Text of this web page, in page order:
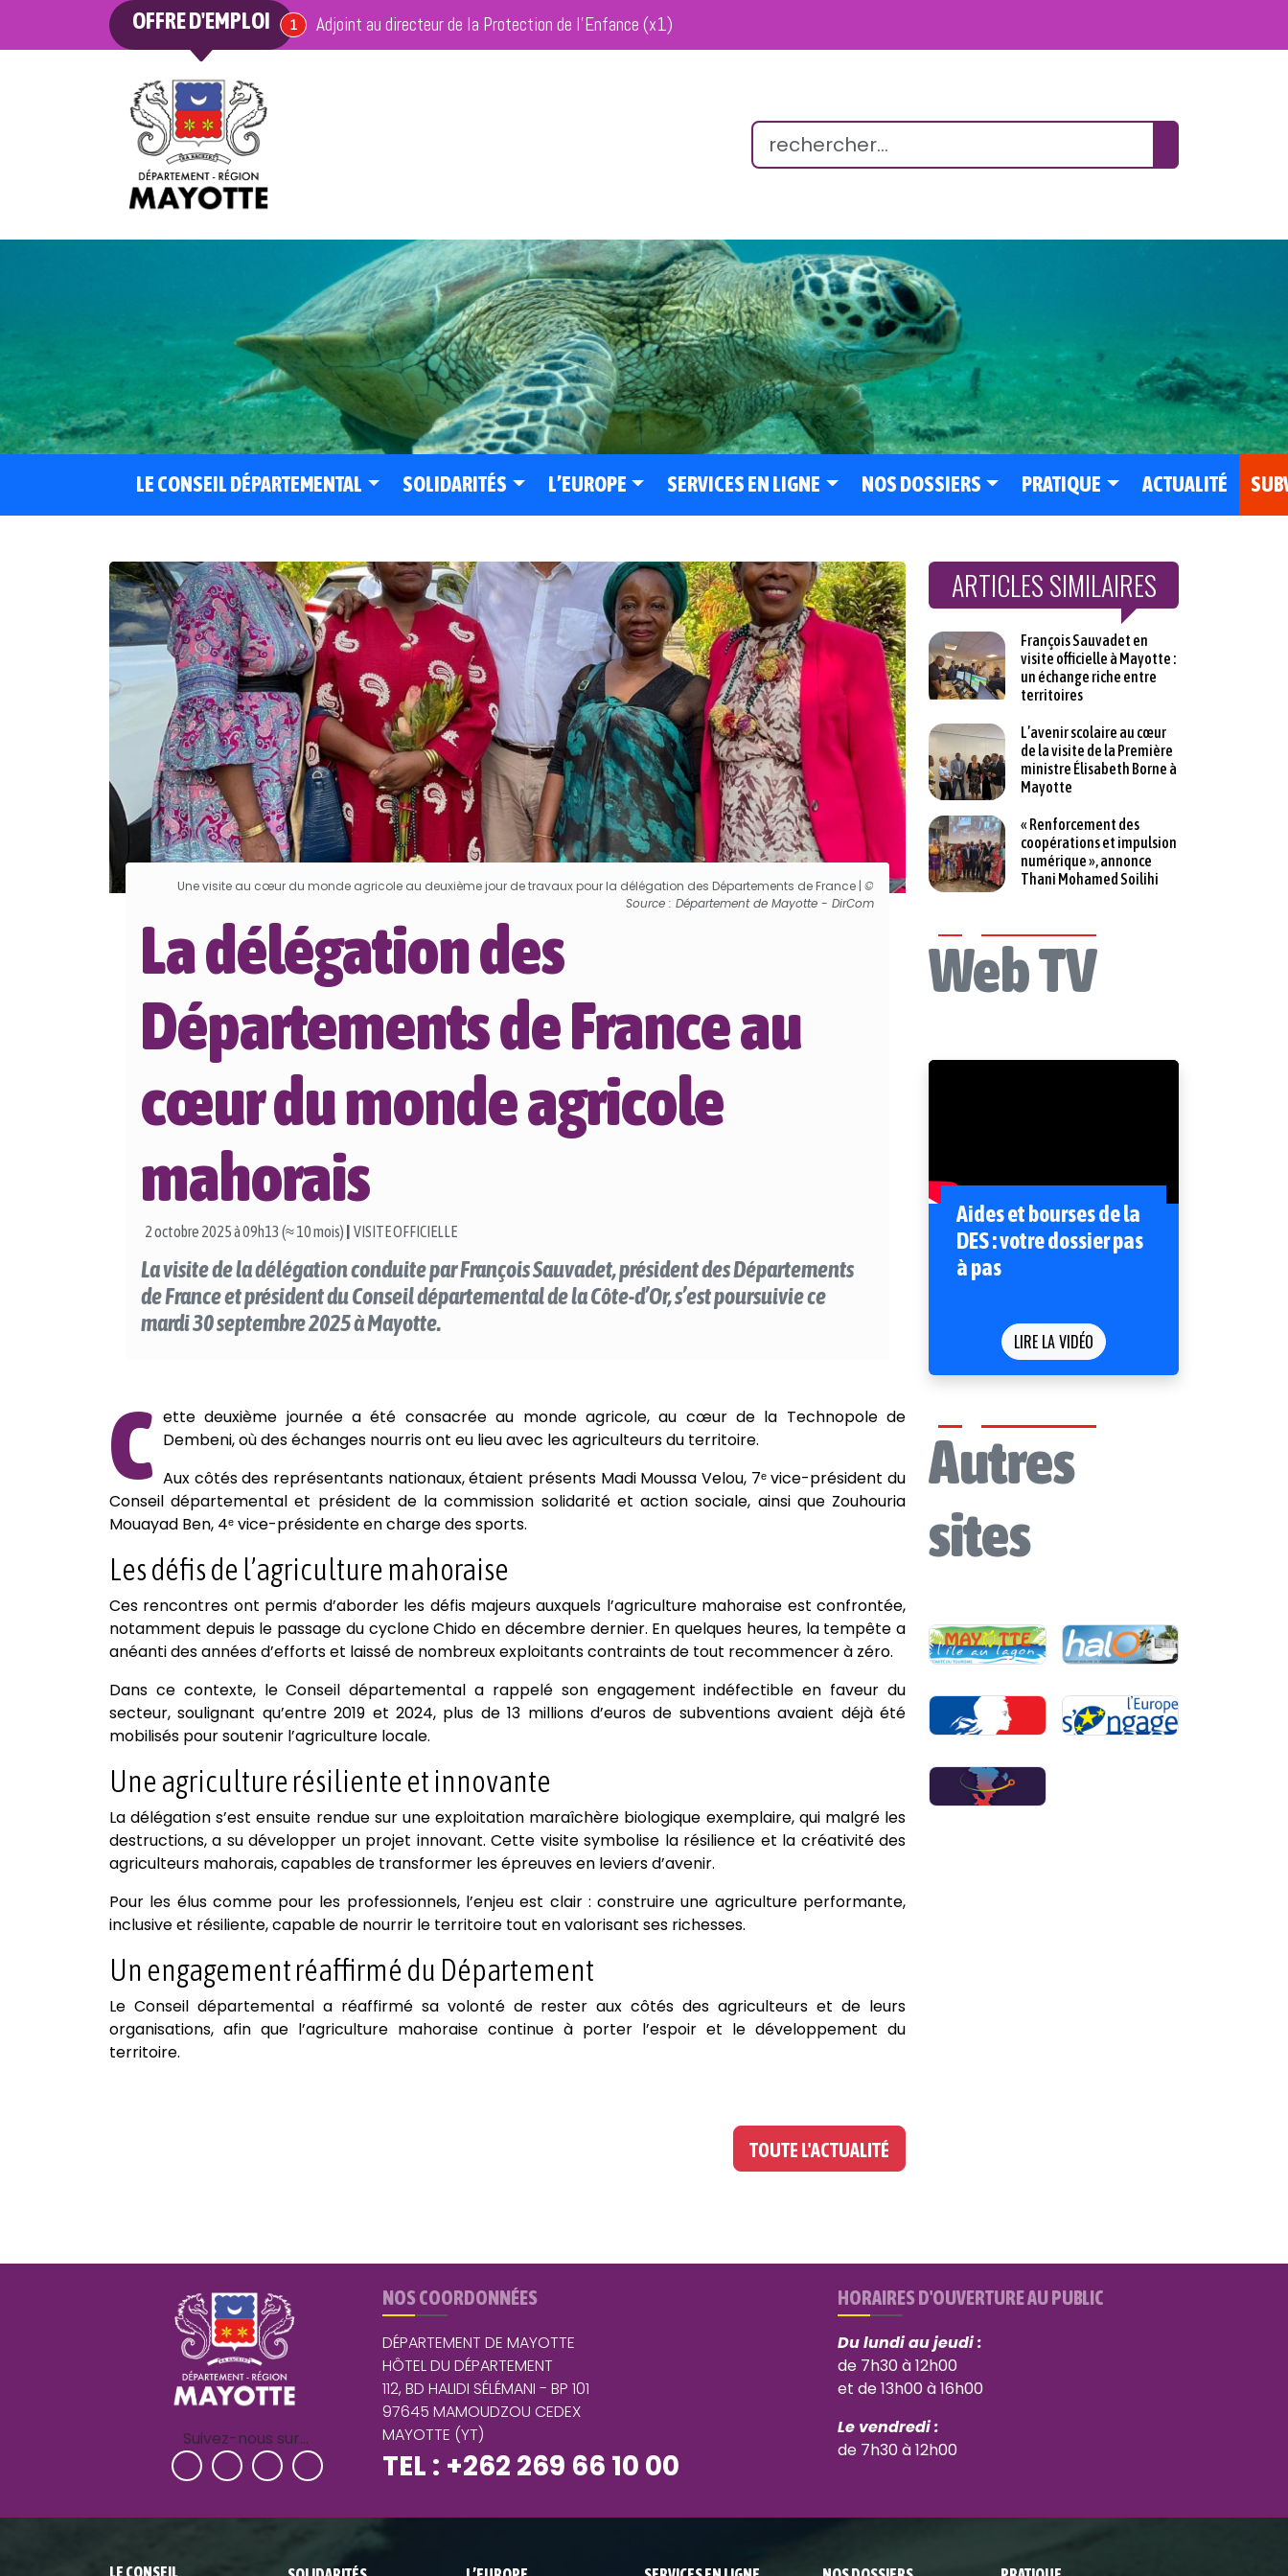
OFFRE D'EMPLOI 1offre en cours
Adjoint au directeur de la Protection de l’Enfance (x1)
LE CONSEIL DÉPARTEMENTAL SOLIDARITÉS L’EUROPE SERVICES EN LIGNE NOS DOSSIERS PRATIQUE ACTUALITÉ
Une visite au cœur du monde agricole au deuxième jour de travaux pour la délégation des Départements de France |©
Source : Département de Mayotte - DirCom
La délégation des
Départements de France au
cœur du monde agricole
mahorais
2 octobre 2025 à 09h13 (≈ 10 mois) VISITE OFFICIELLE
La visite de la délégation conduite par François Sauvadet, président des Départements
de France et président du Conseil départemental de la Côte-d’Or, s’est poursuivie ce
mardi 30 septembre 2025 à Mayotte.
C ette deuxième journée a été consacrée au monde agricole, au cœur de la Technopole de
Dembeni, où des échanges nourris ont eu lieu avec les agriculteurs du territoire.
Aux côtés des représentants nationaux, étaient présents Madi Moussa Velou, 7ᵉ vice-président du
Conseil départemental et président de la commission solidarité et action sociale, ainsi que Zouhouria
Mouayad Ben, 4ᵉ vice-présidente en charge des sports.
Les défis de l’agriculture mahoraise
Ces rencontres ont permis d’aborder les défis majeurs auxquels l’agriculture mahoraise est confrontée,
notamment depuis le passage du cyclone Chido en décembre dernier. En quelques heures, la tempête a
anéanti des années d’efforts et laissé de nombreux exploitants contraints de tout recommencer à zéro.
Dans ce contexte, le Conseil départemental a rappelé son engagement indéfectible en faveur du
secteur, soulignant qu’entre 2019 et 2024, plus de 13 millions d’euros de subventions avaient déjà été
mobilisés pour soutenir l’agriculture locale.
Une agriculture résiliente et innovante
La délégation s’est ensuite rendue sur une exploitation maraîchère biologique exemplaire, qui malgré les
destructions, a su développer un projet innovant. Cette visite symbolise la résilience et la créativité des
agriculteurs mahorais, capables de transformer les épreuves en leviers d’avenir.
Pour les élus comme pour les professionnels, l’enjeu est clair : construire une agriculture performante,
inclusive et résiliente, capable de nourrir le territoire tout en valorisant ses richesses.
Un engagement réaffirmé du Département
Le Conseil départemental a réaffirmé sa volonté de rester aux côtés des agriculteurs et de leurs
organisations, afin que l’agriculture mahoraise continue à porter l’espoir et le développement du
territoire.
TOUTE L'ACTUALITÉ
ARTICLES SIMILAIRES
François Sauvadet en
visite officielle à Mayotte :
un échange riche entre
territoires
L’avenir scolaire au cœur
de la visite de la Première
ministre Élisabeth Borne à
Mayotte
« Renforcement des
coopérations et impulsion
numérique », annonce
Thani Mohamed Soilihi
Web TV
Aides et bourses de la
DES : votre dossier pas
à pas
LIRE LA VIDÉO
Autres
sites
Suivez-nous sur…
NOS COORDONNÉES
DÉPARTEMENT DE MAYOTTE
HÔTEL DU DÉPARTEMENT
112, BD HALIDI SÉLÉMANI - BP 101
97645 MAMOUDZOU CEDEX
MAYOTTE (YT)
TEL : +262 269 66 10 00
HORAIRES D'OUVERTURE AU PUBLIC
Du lundi au jeudi :
de 7h30 à 12h00
et de 13h00 à 16h00
Le vendredi :
de 7h30 à 12h00